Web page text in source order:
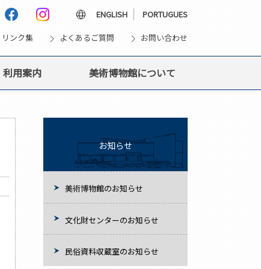
language ENGLISH PORTUGUES
リンク集 chevron_right よくあるご質問 chevron_right お問い合わせ
利用案内 美術博物館について
お知らせ
美術博物館のお知らせ
文化財センターのお知らせ
民俗資料収蔵室のお知らせ